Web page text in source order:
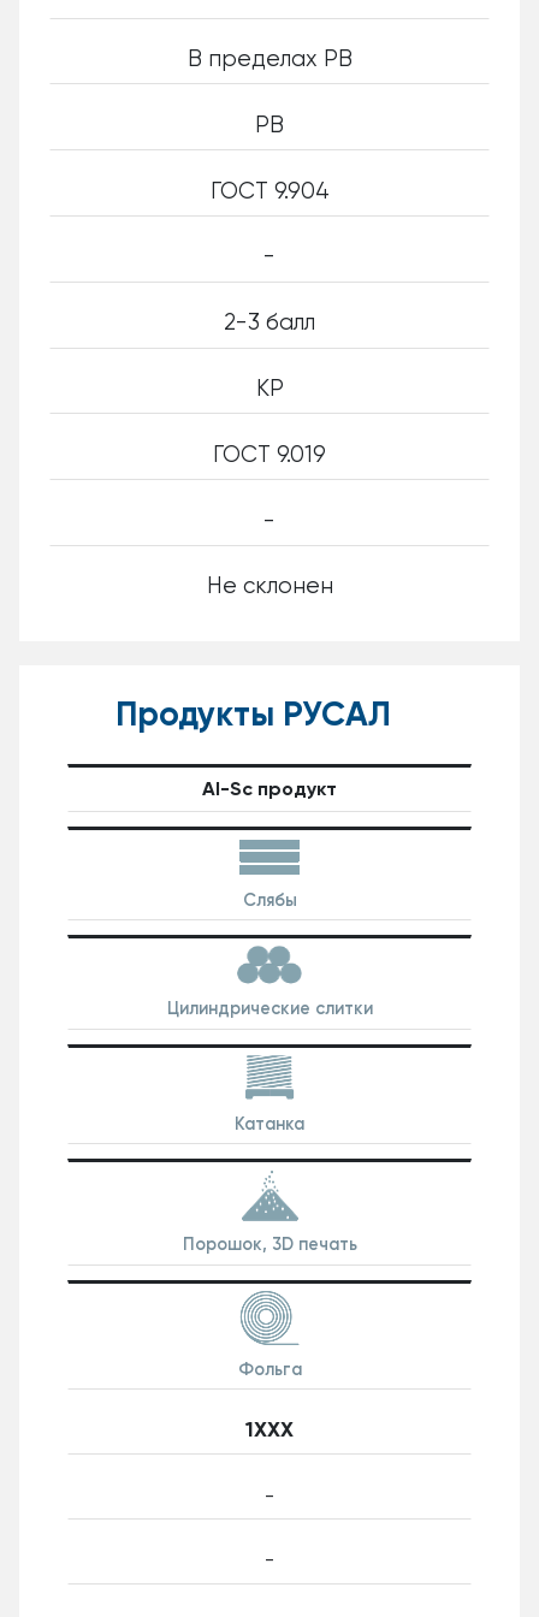
В пределах РВ
РВ
ГОСТ 9.904
-
2-3 балл
КР
ГОСТ 9.019
-
Не склонен
Продукты РУСАЛ
Al-Sc продукт
Слябы
Цилиндрические слитки
Катанка
Порошок, 3D печать
Фольга
1ХХХ
-
-